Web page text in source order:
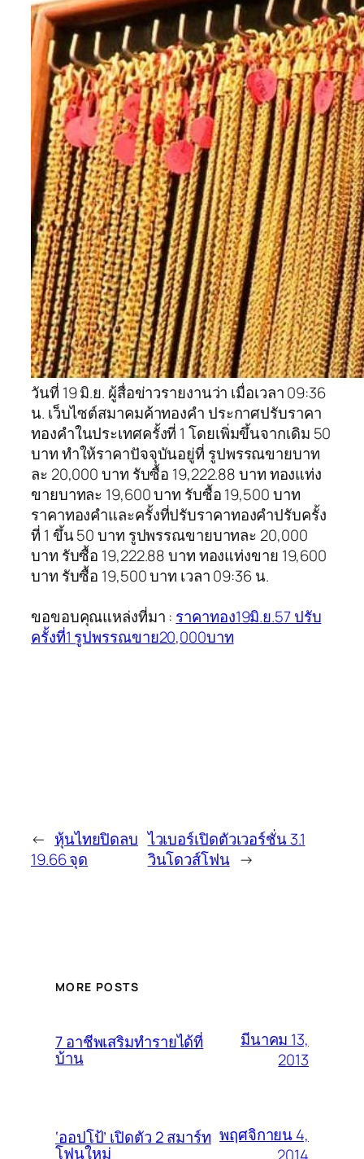
วันที่ 19 มิ.ย. ผู้สื่อข่าวรายงานว่า เมื่อเวลา 09:36
น. เว็บไซต์สมาคมค้าทองคำ ประกาศปรับราคา
ทองคำในประเทศครั้งที่ 1 โดยเพิ่มขึ้นจากเดิม 50
บาท ทำให้ราคาปัจจุบันอยู่ที่ รูปพรรณขายบาท
ละ 20,000 บาท รับซื้อ 19,222.88 บาท ทองแท่ง
ขายบาทละ 19,600 บาท รับซื้อ 19,500 บาท
ราคาทองคำและครั้งที่ปรับราคาทองคำปรับครั้ง
ที่ 1 ขึ้น 50 บาท รูปพรรณขายบาทละ 20,000
บาท รับซื้อ 19,222.88 บาท ทองแท่งขาย 19,600
บาท รับซื้อ 19,500 บาท เวลา 09:36 น.
ขอขอบคุณแหล่งที่มา : ราคาทอง19มิ.ย.57 ปรับ
ครั้งที่1 รูปพรรณขาย20,000บาท
← หุ้นไทยปิดลบ
19.66 จุด
ไวเบอร์เปิดตัวเวอร์ชั่น 3.1
วินโดวส์โฟน →
MORE POSTS
7 อาชีพเสริมทำรายได้ที่
บ้าน
มีนาคม 13,
2013
‘ออปโป้’ เปิดตัว 2 สมาร์ท
โฟนใหม่
พฤศจิกายน 4,